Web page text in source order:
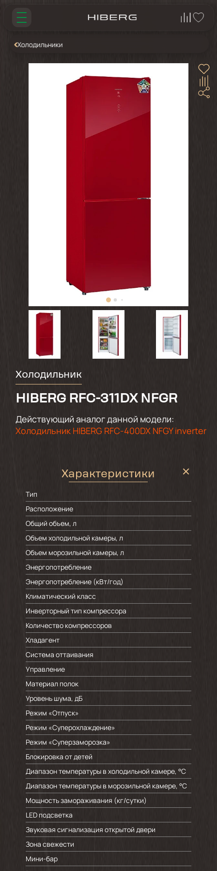
Холодильники
Холодильник
HIBERG RFC-311DX NFGR
Действующий аналог данной модели:
Холодильник HIBERG RFC-400DX NFGY inverter
Характеристики
Тип
Расположение
Общий объем, л
Объем холодильной камеры, л
Объем морозильной камеры, л
Энергопотребление
Энергопотребление (кВт/год)
Климатический класс
Инверторный тип компрессора
Количество компрессоров
Хладагент
Система оттаивания
Управление
Материал полок
Уровень шума, дБ
Режим «Отпуск»
Режим «Суперохлаждение»
Режим «Суперзаморозка»
Блокировка от детей
Диапазон температуры в холодильной камере, °C
Диапазон температуры в морозильной камере, °C
Мощность замораживания (кг/cутки)
LED подсветка
Звуковая сигнализация открытой двери
Зона свежести
Мини-бар